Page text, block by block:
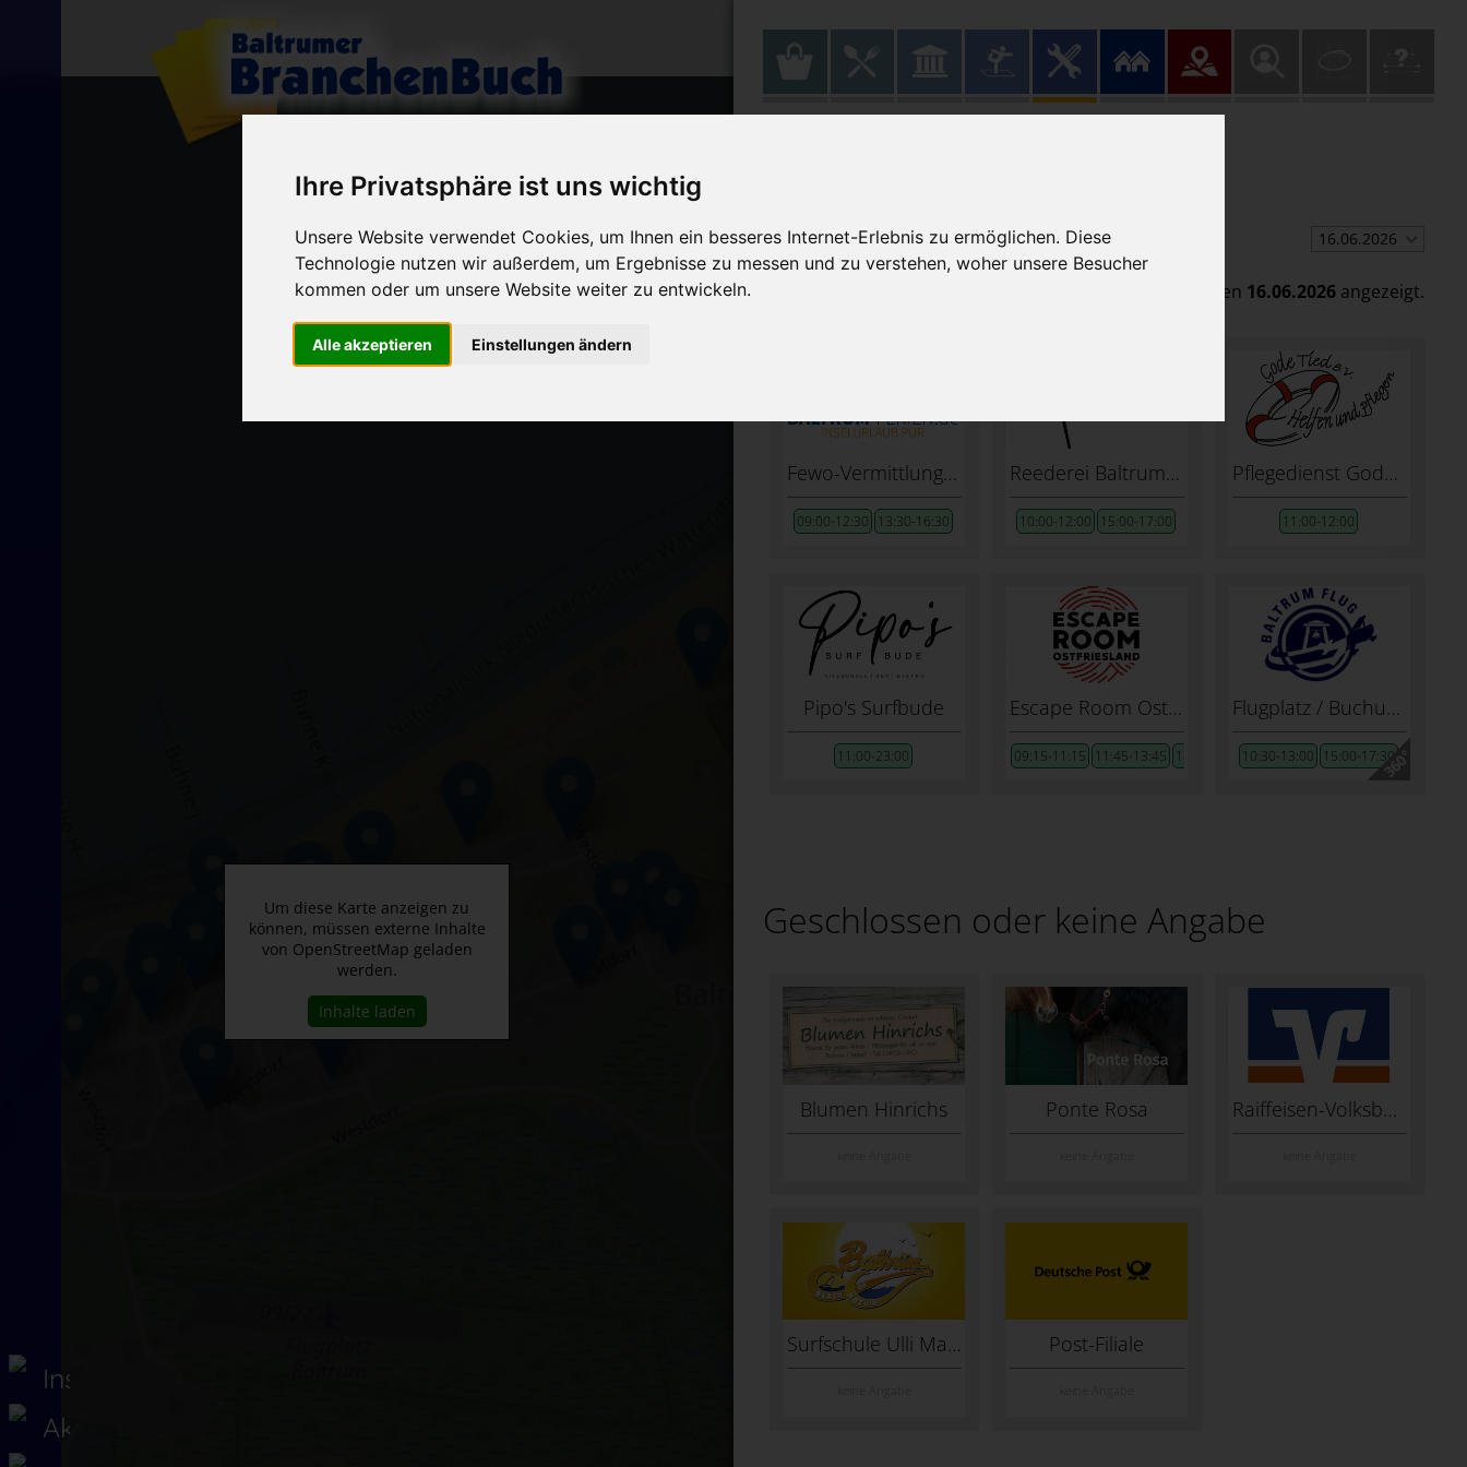
Ihre Privatsphäre ist uns wichtig
Unsere Website verwendet Cookies, um Ihnen ein besseres Internet-Erlebnis zu ermöglichen. Diese
Technologie nutzen wir außerdem, um Ergebnisse zu messen und zu verstehen, woher unsere Besucher
kommen oder um unsere Website weiter zu entwickeln.
Alle akzeptieren Einstellungen ändern
Um diese Karte anzeigen zu
können, müssen externe Inhalte
von OpenStreetMap geladen
werden.
Inhalte laden
16.06.2026
Es werden Öffnungszeiten für den 16.06.2026angezeigt.
Fewo-Vermittlung de Vries
09:00-12:30 13:30-16:30
Reederei Baltrum-Linie
10:00-12:00 15:00-17:00
Pflegedienst Gode Tied e.V.
11:00-12:00
Pipo's Surfbude
11:00-23:00
Escape Room Ostfriesland
09:15-11:15 11:45-13:45 14:00-16:00
Flugplatz / Buchungsstelle Inselflieger
10:30-13:00 15:00-17:30
Geschlossen oder keine Angabe
Blumen Hinrichs Ponte Rosa Raiffeisen-Volksbank Fresena
Surfschule Ulli Mammen Post-Filiale
Insel Baltrum
Aktuelles